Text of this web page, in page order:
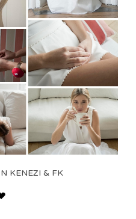
KENEZI & FK